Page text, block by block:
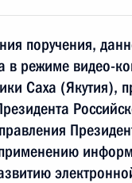
поручения,
в режиме видео-
Саха (Якутия),